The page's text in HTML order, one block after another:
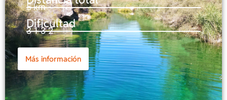
5 km
Dificultad
3-1-3-2
Más información